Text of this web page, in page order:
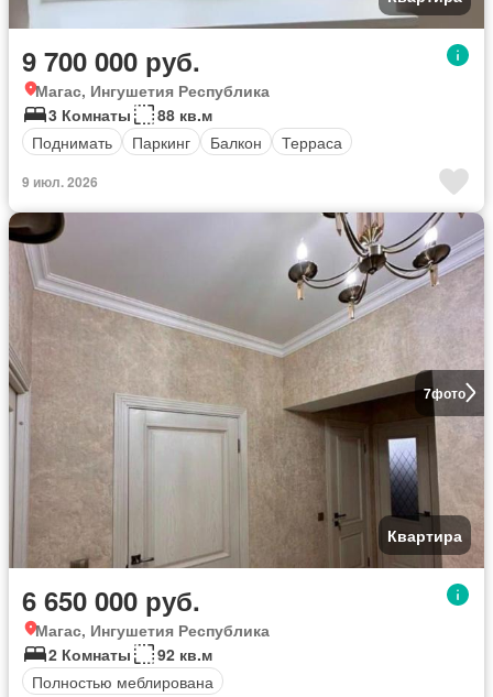
9 700 000 руб.
Магас, Ингушетия Республика
3 Комнаты
88 кв.м
Поднимать
Паркинг Балкон Терраса
9 июл. 2026
7фото
Квартира
6 650 000 руб.
Магас, Ингушетия Республика
2 Комнаты
92 кв.м
Полностью меблирована